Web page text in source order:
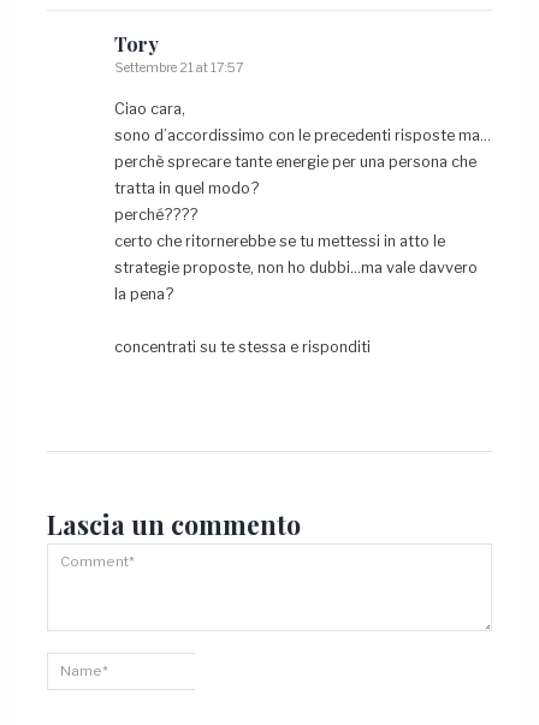
Tory
Settembre 21 at 17:57
Ciao cara,
sono d’accordissimo con le precedenti risposte ma…
perchè sprecare tante energie per una persona che
tratta in quel modo?
perché????
certo che ritornerebbe se tu mettessi in atto le
strategie proposte, non ho dubbi…ma vale davvero
la pena?
concentrati su te stessa e risponditi
Lascia un commento